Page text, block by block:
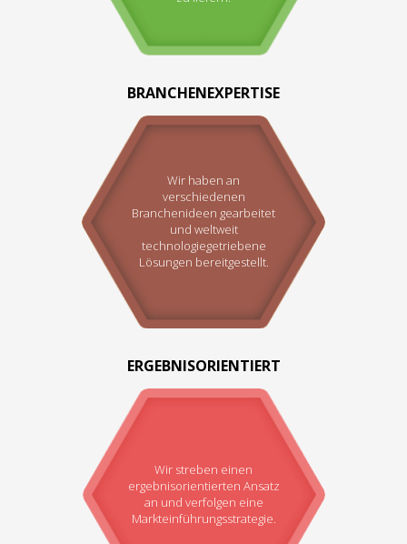
BRANCHENEXPERTISE
Wir haben an
verschiedenen
Branchenideen gearbeitet
und weltweit
technologiegetriebene
Lösungen bereitgestellt.
ERGEBNISORIENTIERT
Wir streben einen
ergebnisorientierten Ansatz
an und verfolgen eine
Markteinführungsstrategie.